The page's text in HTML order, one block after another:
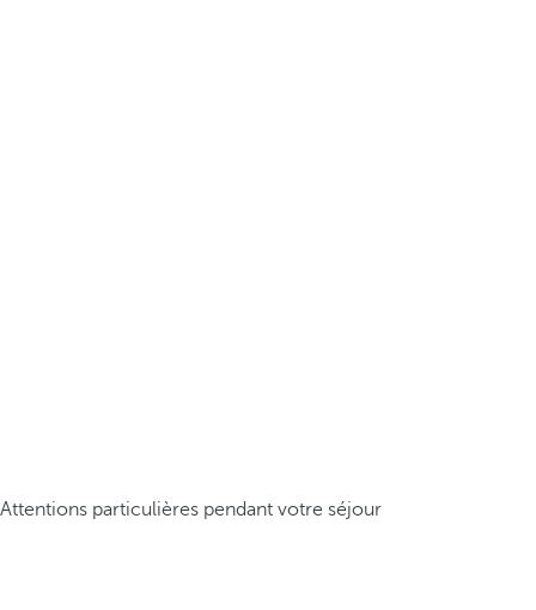
Attentions particulières pendant votre séjour